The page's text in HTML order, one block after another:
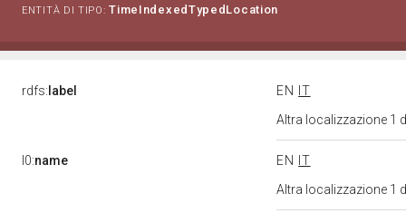
ENTITÀ DI TIPO: TimeIndexedTypedLocation
rdfs: label EN
IT
Altra localizzazione 1
l0:name EN
IT
Altra localizzazione 1